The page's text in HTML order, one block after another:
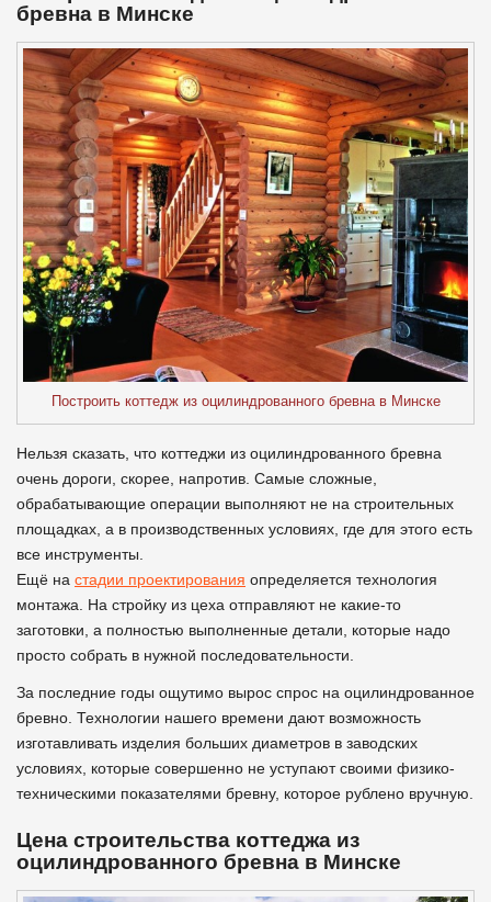
бревна в Минске
Построить коттедж из оцилиндрованного бревна в Минске
Нельзя сказать, что коттеджи из оцилиндрованного бревна
очень дороги, скорее, напротив. Самые сложные,
обрабатывающие операции выполняют не на строительных
площадках, а в производственных условиях, где для этого есть
все инструменты.
Ещё на стадии проектирования определяется технология
монтажа. На стройку из цеха отправляют не какие-то
заготовки, а полностью выполненные детали, которые надо
просто собрать в нужной последовательности.
За последние годы ощутимо вырос спрос на оцилиндрованное
бревно. Технологии нашего времени дают возможность
изготавливать изделия больших диаметров в заводских
условиях, которые совершенно не уступают своими физико-
техническими показателями бревну, которое рублено вручную.
Цена строительства коттеджа из
оцилиндрованного бревна в Минске